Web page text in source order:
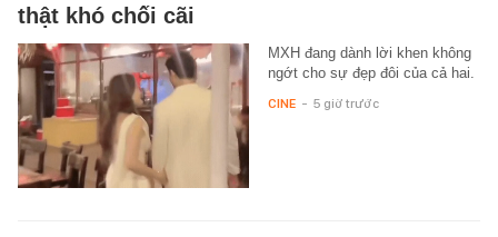
thật khó chối cãi
MXH đang dành lời khen không
ngớt cho sự đẹp đôi của cả hai.
CINE - 5 giờ trước